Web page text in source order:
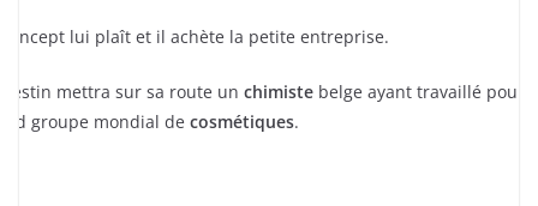
concept lui plaît et il achète la petite entreprise.
destin mettra sur sa route unchimiste belge ayant travaillé pour
groupe mondial decosmétiques.